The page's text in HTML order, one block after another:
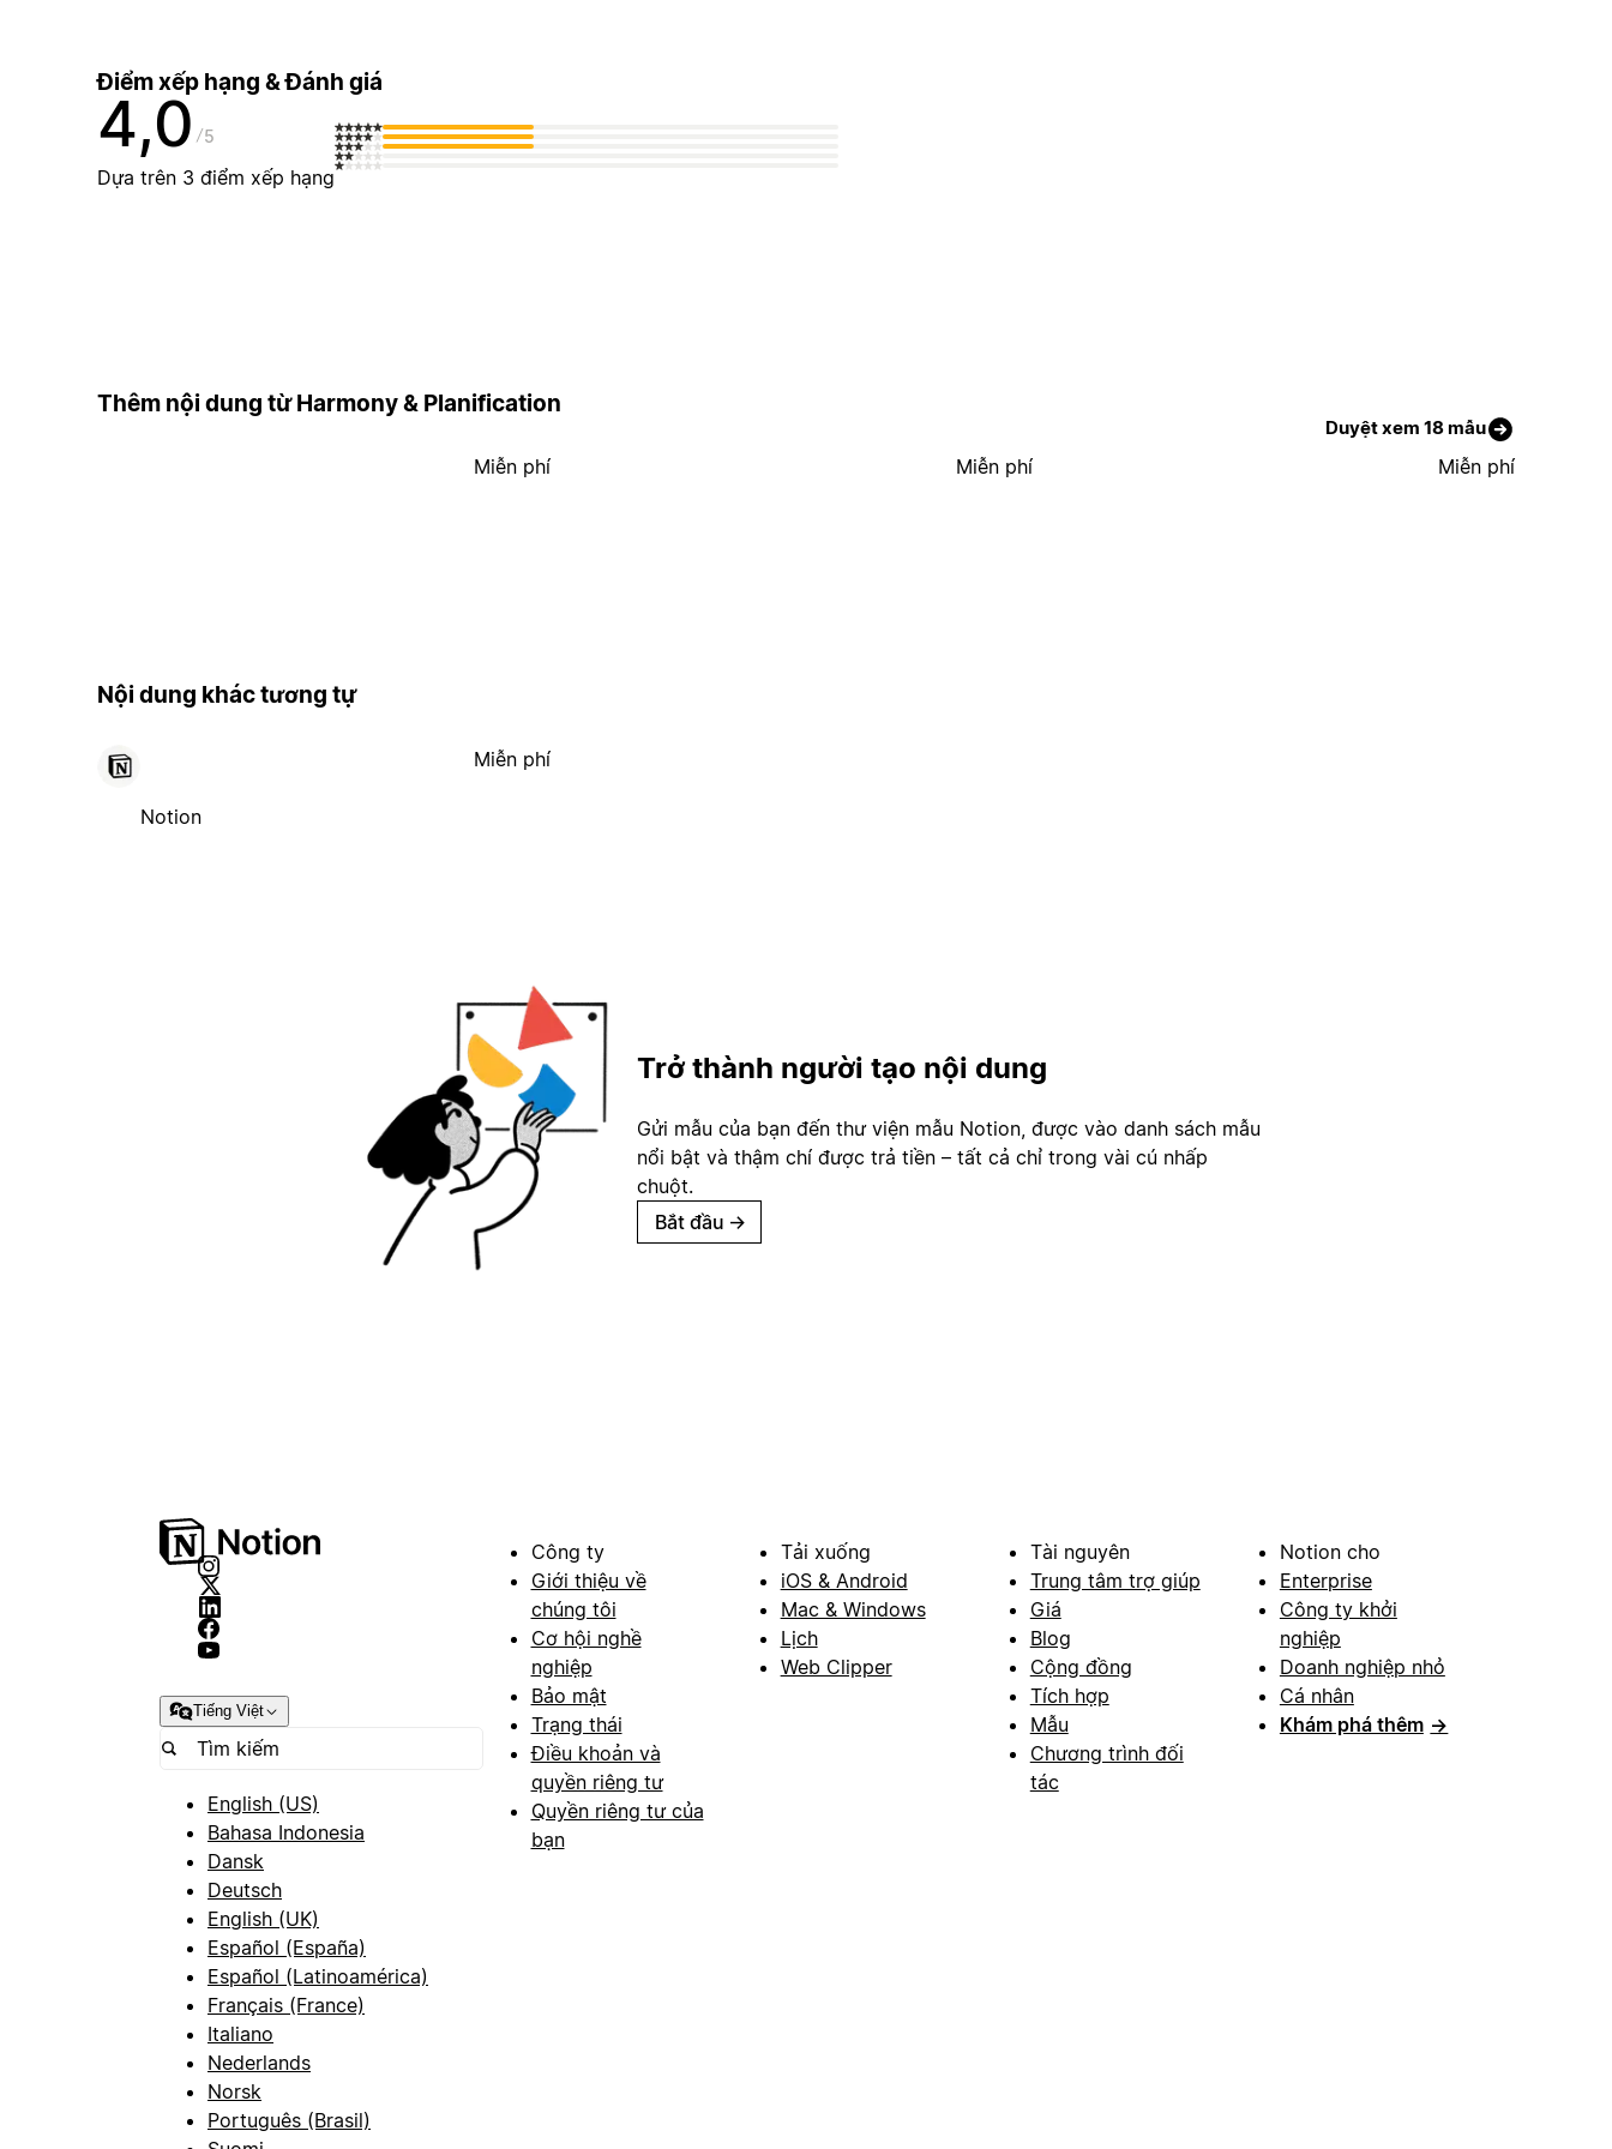
Điểm xếp hạng & Đánh giá
4,0 5
Dựa trên 3 điểm xếp hạng
Thêm nội dung từ Harmony & Planification
Duyệt xem 18 mẫu
Miễn phí Miễn phí Miễn phí
Nội dung khác tương tự
Notion
Miễn phí
Trở thành người tạo nội dung
Gửi mẫu của bạn đến thư viện mẫu Notion, được vào danh sách mẫu
nổi bật và thậm chí được trả tiền – tất cả chỉ trong vài cú nhấp
chuột.
Bắt đầu →
Tiếng Việt
English (US)
Bahasa Indonesia
Dansk
Deutsch
English (UK)
Español (España)
Español (Latinoamérica)
Français (France)
Italiano
Nederlands
Norsk
Português (Brasil)
Công ty
Giới thiệu về
chúng tôi
Cơ hội nghề
nghiệp
Bảo mật
Trạng thái
Điều khoản và
quyền riêng tư
Quyền riêng tư của
bạn
Tải xuống
iOS & Android
Mac & Windows
Lịch
Web Clipper
Tài nguyên
Trung tâm trợ giúp
Giá
Blog
Cộng đồng
Tích hợp
Mẫu
Chương trình đối
tác
Notion cho
Enterprise
Công ty khởi
nghiệp
Doanh nghiệp nhỏ
Cá nhân
Khám phá thêm →